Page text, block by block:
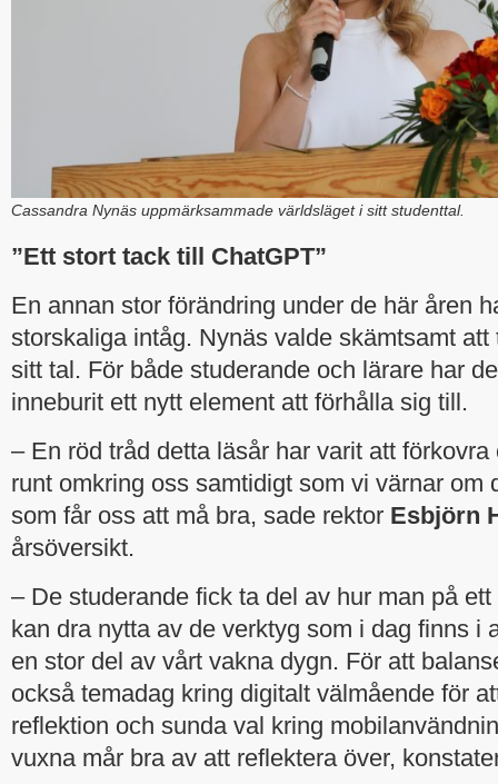
Cassandra Nynäs uppmärksammade världsläget i sitt studenttal.
”Ett stort tack till ChatGPT”
En annan stor förändring under de här åren
storskaliga intåg. Nynäs valde skämtsamt
sitt tal. För både studerande och lärare har
inneburit ett nytt element att förhålla sig till.
– En röd tråd detta läsår har varit att
runt omkring oss samtidigt som vi värnar om
som får oss att må bra, sade rektor Esbjörn
årsöversikt.
– De studerande fick ta del av hur man på
kan dra nytta av de verktyg som i dag finns i
en stor del av vårt vakna dygn. För att
också temadag kring digitalt välmående för
reflektion och sunda val kring
vuxna mår bra av att reflektera över,